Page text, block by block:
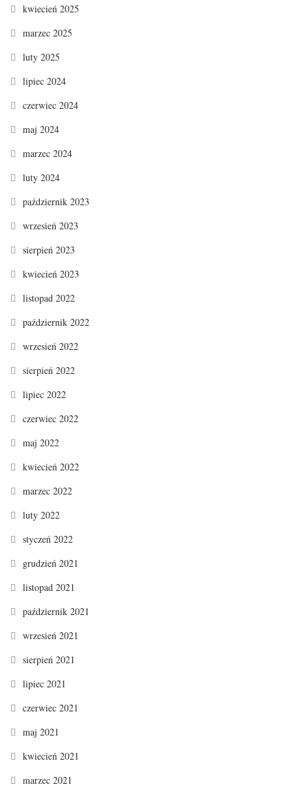
kwiecień 2025
marzec 2025
luty 2025
lipiec 2024
czerwiec 2024
maj 2024
marzec 2024
luty 2024
październik 2023
wrzesień 2023
sierpień 2023
kwiecień 2023
listopad 2022
październik 2022
wrzesień 2022
sierpień 2022
lipiec 2022
czerwiec 2022
maj 2022
kwiecień 2022
marzec 2022
luty 2022
styczeń 2022
grudzień 2021
listopad 2021
październik 2021
wrzesień 2021
sierpień 2021
lipiec 2021
czerwiec 2021
maj 2021
kwiecień 2021
marzec 2021